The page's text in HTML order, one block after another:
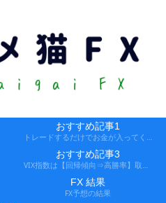
おすすめ記事1
おすすめ記事3
FX 結果
FX予想の結果